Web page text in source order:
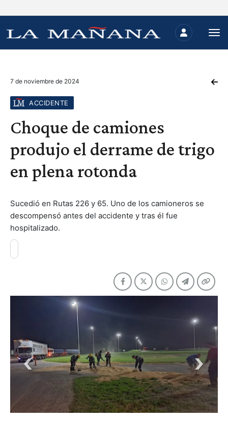
7 de noviembre de 2024
ACCIDENTE
Choque de camiones
produjo el derrame de trigo
en plena rotonda
Sucedió en Rutas 226 y 65. Uno de los camioneros se
descompensó antes del accidente y tras él fue
hospitalizado.